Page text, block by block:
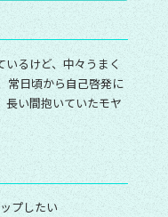
るけど、中々うまく
常日頃から自己啓発に
長い間抱いていたモヤ
プしたい